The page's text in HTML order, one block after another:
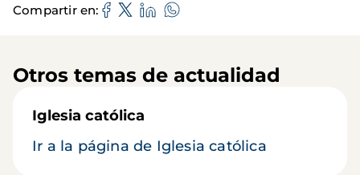
Compartir en
Otros temas de actualidad
Iglesia católica
Ir a la página de Iglesia católica